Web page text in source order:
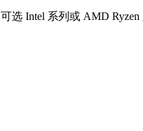
选 Intel 系列或 AMD